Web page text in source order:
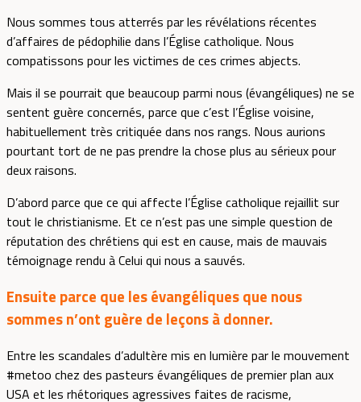
Nous sommes tous atterrés par les révélations récentes
d’affaires de pédophilie dans l’Église catholique. Nous
compatissons pour les victimes de ces crimes abjects.
Mais il se pourrait que beaucoup parmi nous (évangéliques) ne se
sentent guère concernés, parce que c’est l’Église voisine,
habituellement très critiquée dans nos rangs. Nous aurions
pourtant tort de ne pas prendre la chose plus au sérieux pour
deux raisons.
D’abord parce que ce qui affecte l’Église catholique rejaillit sur
tout le christianisme. Et ce n’est pas une simple question de
réputation des chrétiens qui est en cause, mais de mauvais
témoignage rendu à Celui qui nous a sauvés.
Ensuite parce que les évangéliques que nous
sommes n’ont guère de leçons à donner.
Entre les scandales d’adultère mis en lumière par le mouvement
#metoo chez des pasteurs évangéliques de premier plan aux
USA et les rhétoriques agressives faites de racisme,